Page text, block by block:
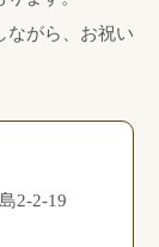
ながら、お祝い
2-2-19